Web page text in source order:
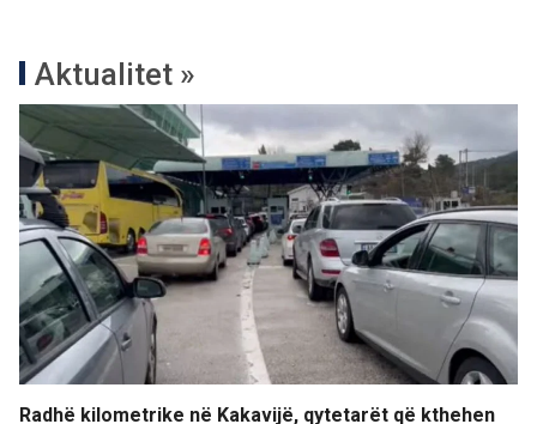
Aktualitet »
Radhë kilometrike në Kakavijë, qytetarët që kthehen